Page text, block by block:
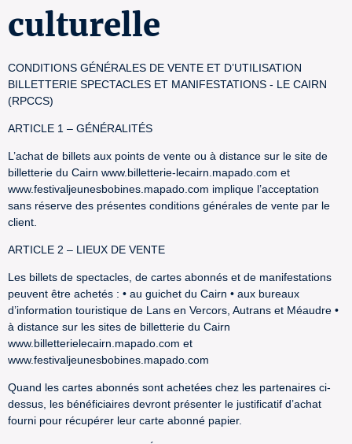
culturelle
CONDITIONS GÉNÉRALES DE VENTE ET D’UTILISATION
BILLETTERIE SPECTACLES ET MANIFESTATIONS - LE CAIRN
(RPCCS)
ARTICLE 1 – GÉNÉRALITÉS
L’achat de billets aux points de vente ou à distance sur le site de
billetterie du Cairn www.billetterie-lecairn.mapado.com et
www.festivaljeunesbobines.mapado.com implique l’acceptation
sans réserve des présentes conditions générales de vente par le
client.
ARTICLE 2 – LIEUX DE VENTE
Les billets de spectacles, de cartes abonnés et de manifestations
peuvent être achetés : • au guichet du Cairn • aux bureaux
d’information touristique de Lans en Vercors, Autrans et Méaudre •
à distance sur les sites de billetterie du Cairn
www.billetterielecairn.mapado.com et
www.festivaljeunesbobines.mapado.com
Quand les cartes abonnés sont achetées chez les partenaires ci-
dessus, les bénéficiaires devront présenter le justificatif d’achat
fourni pour récupérer leur carte abonné papier.